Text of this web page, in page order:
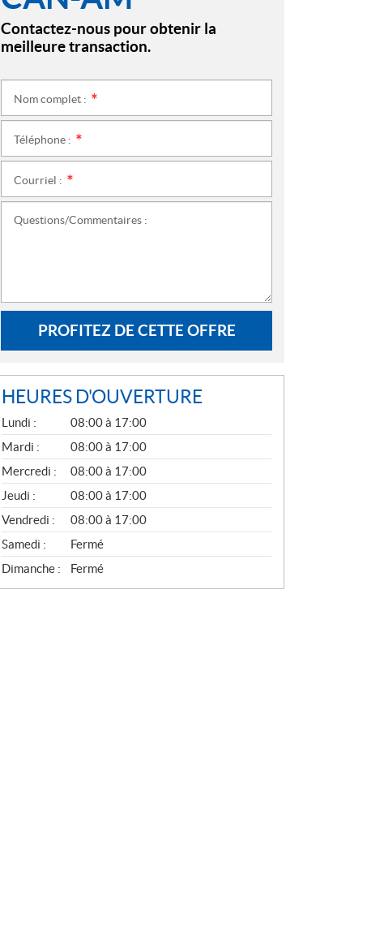
Contactez-nous pour obtenir la
meilleure transaction.
Nom complet :
Téléphone :
Courriel :
Questions/Commentaires :
PROFITEZ DE CETTE OFFRE
HEURES D'OUVERTURE
G
É
N
É
R
A
L
Lundi :
08:00 à 17:00
Mardi :
08:00 à 17:00
Mercredi :
08:00 à 17:00
Jeudi :
08:00 à 17:00
Vendredi :
08:00 à 17:00
Samedi :
Fermé
Dimanche :
Fermé